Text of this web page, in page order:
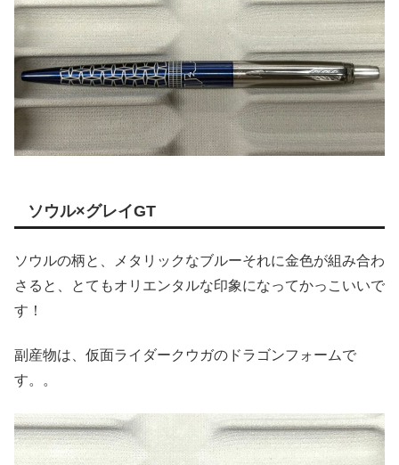
ソウル×グレイGT
ソウルの柄と、メタリックなブルーそれに金色が組み合わ
さると、とてもオリエンタルな印象になってかっこいいで
す！
副産物は、仮面ライダークウガのドラゴンフォームで
す。。